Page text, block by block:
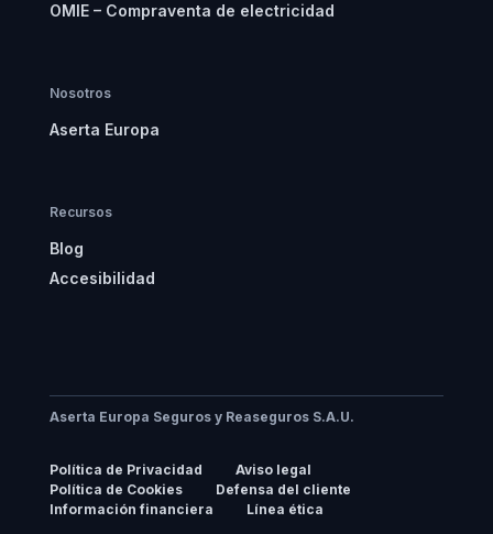
OMIE – Compraventa de electricidad
Nosotros
Aserta Europa
Recursos
Blog
Accesibilidad
Aserta Europa Seguros y Reaseguros S.A.U.
Política de Privacidad
Aviso legal
Política de Cookies
Defensa del cliente
Información financiera
Línea ética